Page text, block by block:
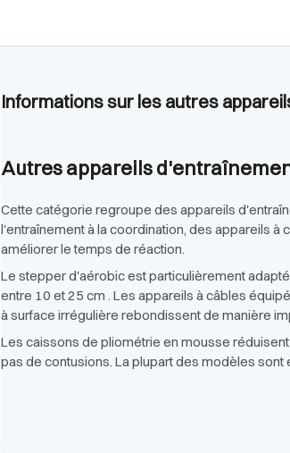
Informations sur les autres
Autres appareils
Cette catégorie regroupe des appareils
l'entraînement à la coordination, des appareils
améliorer le temps de réaction.
Le stepper d'aérobic est particulièrement
entre 10 et 25 cm . Les appareils à câbles
à surface irrégulière rebondissent de manière
Les caissons de pliométrie en mousse
pas de contusions. La plupart des modèles